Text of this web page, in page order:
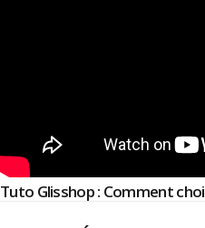
Tuto Glisshop : Comment